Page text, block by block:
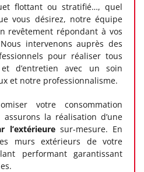
flottant ou stratifié…, quel
vous désirez, notre équipe
revêtement répondant à vos
intervenons auprès des
pour réaliser tous
d’entretien avec un soin
et notre professionnalisme.
votre consommation
la réalisation d’une
l’extérieuresur-mesure. En
murs extérieurs de votre
performant garantissant